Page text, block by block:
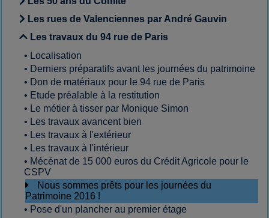
Les rues de Valenciennes par André Gauvin
Les travaux du 94 rue de Paris
• Localisation
• Derniers préparatifs avant les journées du patrimoine
• Don de matériaux pour le 94 rue de Paris
• Etude préalable à la restitution
• Le métier à tisser par Monique Simon
• Les travaux avancent bien
• Les travaux à l'extérieur
• Les travaux à l'intérieur
• Mécénat de 15 000 euros du Crédit Agricole pour le
CSPV
Nous sommes prêts pour les journées du
Patrimoine 2016 !
• Pose d'un plancher au premier étage